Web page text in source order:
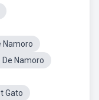
Namoro
Namoro
Gato